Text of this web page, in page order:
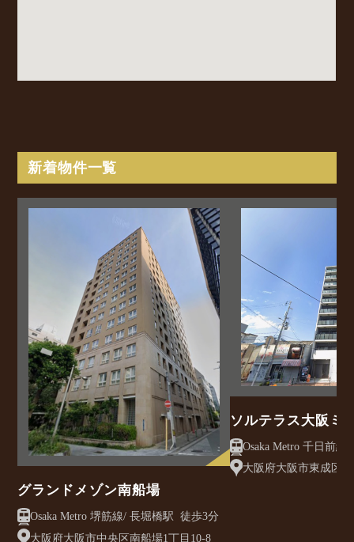
新着物件一覧
グランドメゾン南船場
Osaka Metro 堺筋線/ 長堀橋駅 徒歩3分
大阪府大阪市中央区南船場1丁目10-8
ソルテラス大阪ミ
クレアスト
大阪府大阪市東成区